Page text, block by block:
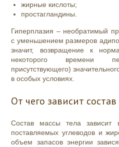
жирные кислоты;
простагландины.
Гиперплазия – необратимый
с уменьшением размеров
значит, возвращение к
некоторого времени
присутствующего)
в особых условиях.
От чего зависит
Состав массы тела зависит
поставляемых углеводов и
объем запасов энергии